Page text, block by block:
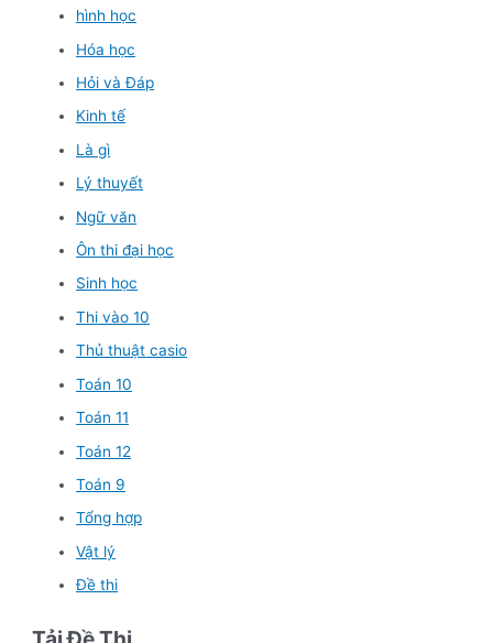
hình học
Hóa học
Hỏi và Đáp
Kinh tế
Là gì
Lý thuyết
Ngữ văn
Ôn thi đại học
Sinh học
Thi vào 10
Thủ thuật casio
Toán 10
Toán 11
Toán 12
Toán 9
Tổng hợp
Vật lý
Đề thi